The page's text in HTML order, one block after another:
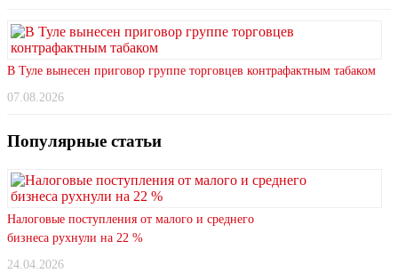
В Туле вынесен приговор группе торговцев контрафактным табаком
07.08.2026
Популярные статьи
Налоговые поступления от малого и среднего
бизнеса рухнули на 22 %
24.04.2026